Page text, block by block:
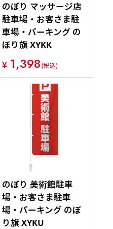
のぼり マッサージ店
駐車場・お客さま駐
車場・パーキング の
ぼり旗 XYKK
¥ 1,398(税込)
のぼり 美術館駐車
場・お客さま駐車
場・パーキング のぼ
り旗 XYKU